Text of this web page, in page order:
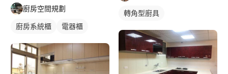
廚房空間規劃
廚房系統櫃 電器櫃
轉角型廚具